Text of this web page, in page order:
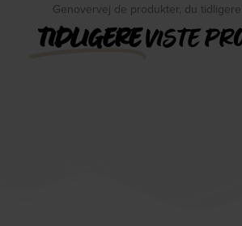
Genovervej de produkter, du
TIDLIGEREVISTE